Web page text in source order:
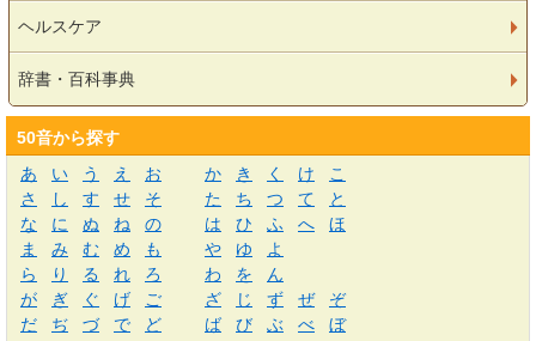
ヘルスケア
辞書・百科事典
50音から探す
あ
い う え お か き く け
こ
さ
し す せ そ た ち つ て
と
な
に ぬ ね の は ひ ふ へ
ほ
ま
み む め も や ゆ
よ
ら
り る れ ろ わ を
ん
が
ぎ ぐ げ ご ざ じ ず ぜ
ぞ
だ
ぢ づ で ど ば び ぶ べ
ぼ